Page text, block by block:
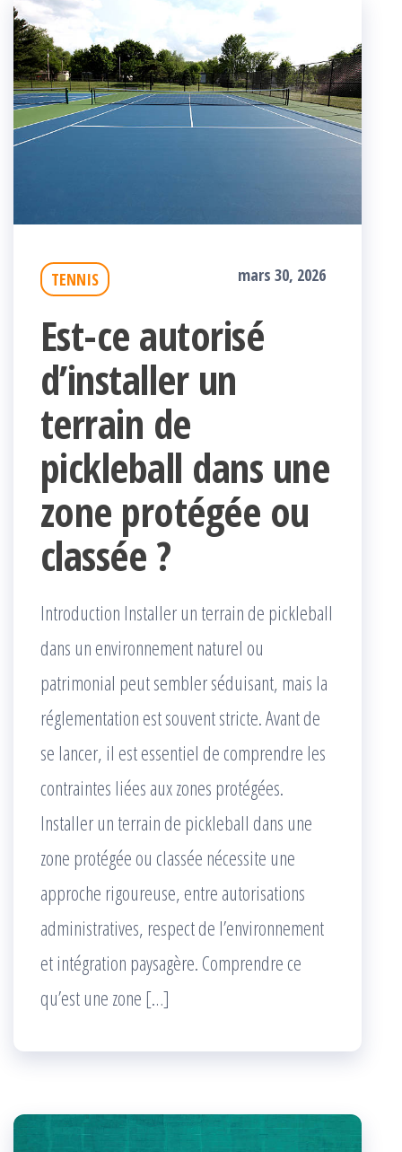
TENNIS mars 30, 2026
Est-ce autorisé
d’installer un
terrain de
pickleball dans une
zone protégée ou
classée ?
Introduction Installer un terrain de pickleball
dans un environnement naturel ou
patrimonial peut sembler séduisant, mais la
réglementation est souvent stricte. Avant de
se lancer, il est essentiel de comprendre les
contraintes liées aux zones protégées.
Installer un terrain de pickleball dans une
zone protégée ou classée nécessite une
approche rigoureuse, entre autorisations
administratives, respect de l’environnement
et intégration paysagère. Comprendre ce
qu’est une zone […]